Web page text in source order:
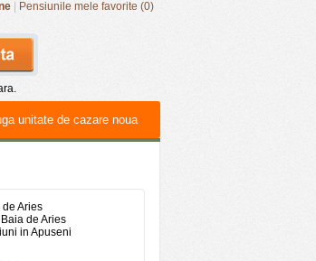
Pensiunile mele favorite (0)
unitate de cazare noua
Aries
de Aries
in Apuseni